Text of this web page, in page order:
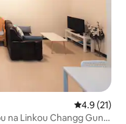
Ukadiriaji
4.9 (21)
na Linkou Changg Gung.